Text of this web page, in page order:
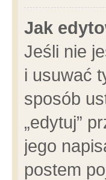
Jak
Jeśli nie
i usuwać
sposób
„edytuj”
jego
postem